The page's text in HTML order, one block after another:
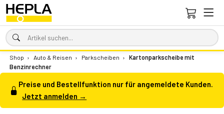
Shop › Auto & Reisen › Parkscheiben ›
Kartonparkscheibe mit
Benzinrechner
Preise und Bestellfunktion nur für angemeldete Kunden.
Jetzt anmelden →